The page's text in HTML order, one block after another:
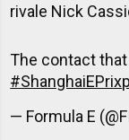
rivale Nick
The contact
#ShanghaiEPrix
— Formula E